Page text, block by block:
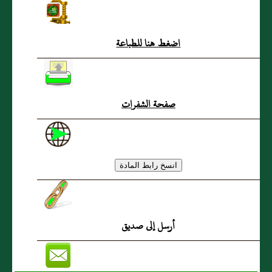
اضغط هنا للطباعة
صفحة الشفرات
أرسل إلى صديق